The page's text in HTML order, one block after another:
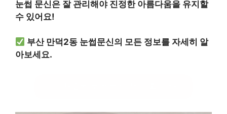
눈썹 문신은 잘 관리해야 진정한 아름다움을 유지할
수 있어요!
부산 만덕2동 눈썹문신의 모든 정보를 자세히 알
아보세요.